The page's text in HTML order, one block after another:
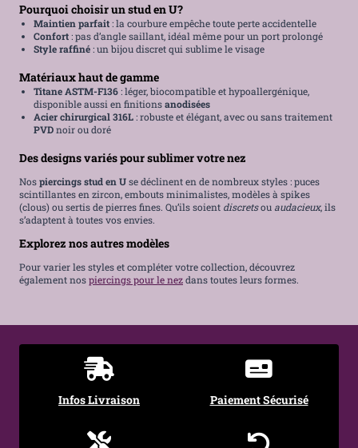
Pourquoi choisir un stud en U?
Maintien parfait: la courbure empêche toute perte accidentelle
Confort: pas d’angle saillant, idéal même pour un port prolongé
Style raffiné: un bijou discret qui sublime le visage
Matériaux haut de gamme
Titane ASTM-F136: léger, biocompatible et hypoallergénique,
disponible aussi en finitionsanodisées
Acier chirurgical 316L: robuste et élégant, avec ou sans traitement
PVDnoir ou doré
Des designs variés pour sublimer votre nez
Nospiercings stud en Use déclinent en de nombreux styles : puces
scintillantes en zircon, embouts minimalistes, modèles à spikes
(clous) ou sertis de pierres fines. Qu’ils soient discretsou audacieux, ils
s’adaptent à toutes vos envies.
Explorez nos autres modèles
Pour varier les styles et compléter votre collection, découvrez
également nospiercings pour le nezdans toutes leurs formes.
Infos Livraison Paiement Sécurisé